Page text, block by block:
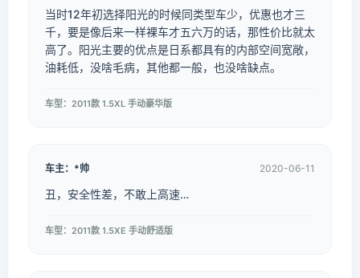
当时12年初选择阳光的时候同类型车少，优惠也才三
千，要是像后来一样裸车才五六万的话，那性价比就太
高了。阳光主要的优点是日系都具有的内部空间宽敞，
油耗低，没啥毛病，其他都一般，也没啥缺点。
车型：2011款 1.5XL 手动豪华版
车主：*帅 2020-06-11
丑，安全性差，不敢上高速…
车型：2011款 1.5XE 手动舒适版